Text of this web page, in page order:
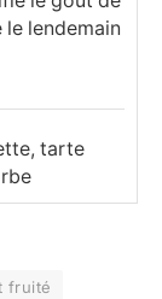
le lendemain
tarte
fruité